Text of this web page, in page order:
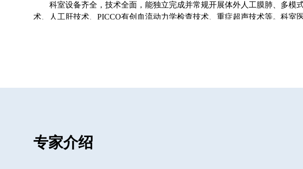
科室设备齐全，技术全面，能独立完成并常规开展体外人工膜肺、多模
术、人工肝技术、PICCO有创血流动力学检查技术、重症超声技术等。科室
专家介绍